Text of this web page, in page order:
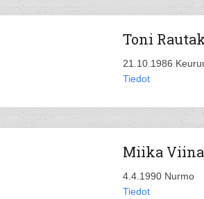
Toni
21.10.1986
Tiedot
Miika
4.4.1990 Nurmo
Tiedot